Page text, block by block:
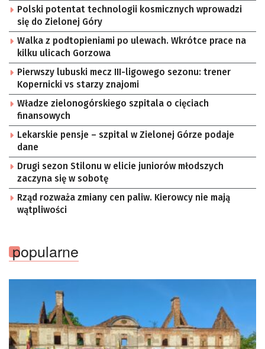
Polski potentat technologii kosmicznych wprowadzi
się do Zielonej Góry
Walka z podtopieniami po ulewach. Wkrótce prace na
kilku ulicach Gorzowa
Pierwszy lubuski mecz III-ligowego sezonu: trener
Kopernicki vs starzy znajomi
Władze zielonogórskiego szpitala o cięciach
finansowych
Lekarskie pensje – szpital w Zielonej Górze podaje
dane
Drugi sezon Stilonu w elicie juniorów młodszych
zaczyna się w sobotę
Rząd rozważa zmiany cen paliw. Kierowcy nie mają
wątpliwości
popularne